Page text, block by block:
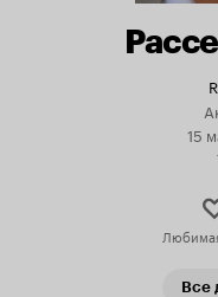
15
Все